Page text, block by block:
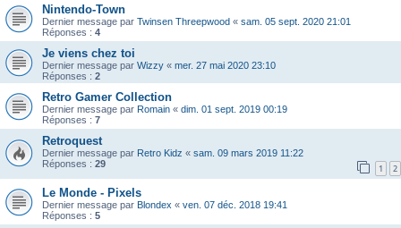
Nintendo-Town
Dernier message par Twinsen Threepwood « sam. 05 sept. 2020 21:01
Réponses : 4
Je viens chez toi
Dernier message par Wizzy « mer. 27 mai 2020 23:10
Réponses : 2
Retro Gamer Collection
Dernier message par Romain « dim. 01 sept. 2019 00:19
Réponses : 7
Retroquest
Dernier message par Retro Kidz « sam. 09 mars 2019 11:22
Réponses : 29 1 2
Le Monde - Pixels
Dernier message par Blondex « ven. 07 déc. 2018 19:41
Réponses : 5